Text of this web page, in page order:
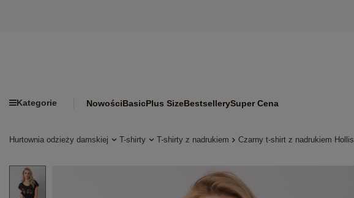
Kategorie NowościBasicPlus SizeBestsellerySuper Cena
Hurtownia odzieży damskiej T-shirty T-shirty z nadrukiem Czarny t-shirt z nadrukiem Hollis